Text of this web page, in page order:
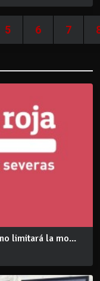
5 6 7
limitará la mo...